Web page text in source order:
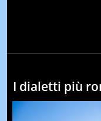
I dialetti più